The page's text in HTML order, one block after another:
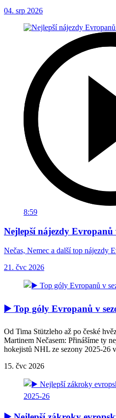
04. srp 2026
8:59
Nejlepší nájezdy Evropanů
Nečas, Nemec a další top nájezdy
21. čvc 2026
▶️ Top góly Evropanů v
Od Tima Stützleho až po české
Martinem Nečasem: Přinášíme ty
hokejistů NHL ze sezony 2025-26
15. čvc 2026